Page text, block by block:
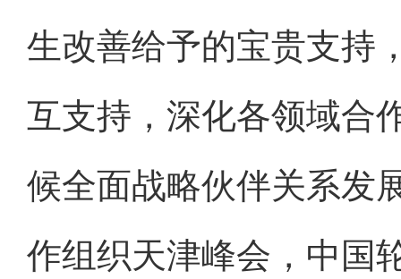
生改善给予的宝贵支持
互支持，深化各领域合
候全面战略伙伴关系发
作组织天津峰会，中国